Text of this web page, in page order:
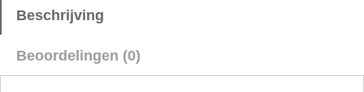
t
Beschrijving
Beoordelingen (0)